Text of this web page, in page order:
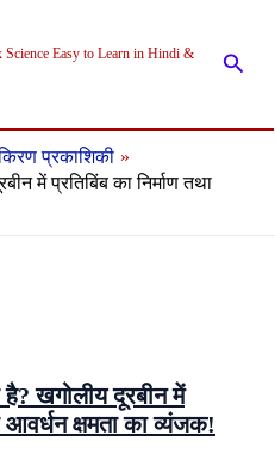
Science Easy to Learn in Hindi &
प्रकाशिकी
में प्रतिबिंब का निर्माण तथा
खगोलीय दूरबीन में
आवर्धन क्षमता का व्यंजक!